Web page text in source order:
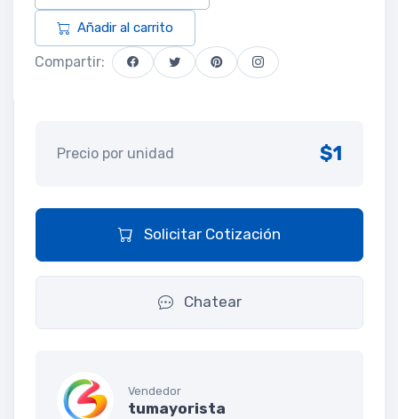
Añadir al carrito
Compartir:
Precio por unidad $1
Solicitar Cotización
Chatear
Vendedor
tumayorista